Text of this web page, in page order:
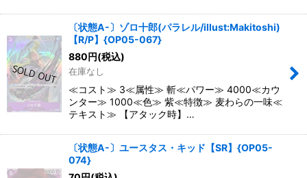
〔状態A-〕ゾロ十郎(パラレル/illust:Makitoshi)
【R/P】{OP05-067}
880円(税込)
在庫なし
≪コスト≫ 3≪属性≫ 斬≪パワー≫ 4000≪カウ
ンター≫ 1000≪色≫ 紫≪特徴≫ 麦わらの一味≪
テキスト≫ 【アタック時】…
〔状態A-〕ユースタス・キッド【SR】{OP05-
074}